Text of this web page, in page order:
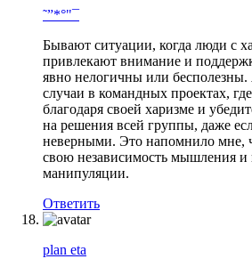
˜”*°"¯
Бывают ситуации, когда люди с
привлекают внимание и
явно нелогичны или бесполезны.
случаи в командных проектах,
благодаря своей харизме и
на решения всей группы, даже
неверными. Это напомнило мне,
свою независимость мышления и
манипуляции.
Ответить
plan eta